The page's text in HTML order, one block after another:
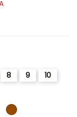
8 9 10
Marron